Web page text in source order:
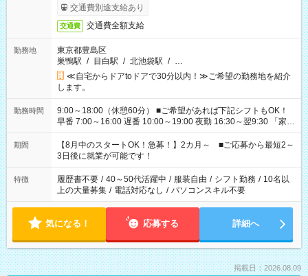
交通費別途支給あり
交通費 交通費全額支給
勤務地
東京都豊島区
巣鴨駅 / 目白駅 / 北池袋駅 / …
≪自宅からドアtoドアで30分以内！≫ご希望の勤務地を紹介
します。
勤務時間
9:00～18:00（休憩60分） ■ご希望があれば下記シフトもOK！
早番 7:00～16:00 遅番 10:00～19:00 夜勤 16:30～翌9:30 「家族
と休みを合わせたい」 「余裕を持って夕飯の準備がしたい」
「できれば残業はしたくない」 など、ご希望を教えてください
ね。 ※Wワーク希望の方へ 今ご覧のお仕事で希望する勤務時間
と、もう1つのお仕事の勤務時間。 合計で週40時間を超える場
合は応募できません。
期間
【8月中のスタートOK！急募！】2カ月～ ■ご応募から最短2～
3日後に就業が可能です！
特徴 履歴書不要 / 40～50代活躍中 / 服装自由 / シフト勤務 / 10名以
上の大量募集 / 電話対応なし / パソコンスキル不要
気になる！ 応募する 詳細へ
掲載日：2026.08.09